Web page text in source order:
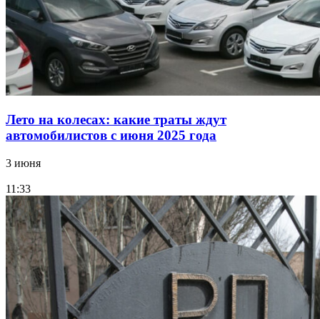
Лето на колесах: какие траты ждут
автомобилистов с июня 2025 года
3 июня
11:33